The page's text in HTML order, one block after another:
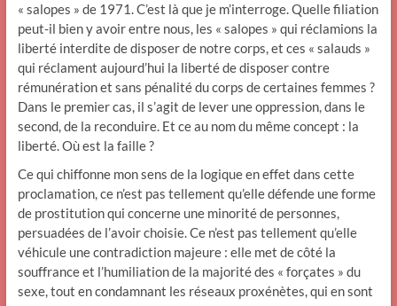
« salopes » de 1971. C’est là que je m’interroge. Quelle filiation
peut-il bien y avoir entre nous, les « salopes » qui réclamions la
liberté interdite de disposer de notre corps, et ces « salauds »
qui réclament aujourd’hui la liberté de disposer contre
rémunération et sans pénalité du corps de certaines femmes ?
Dans le premier cas, il s’agit de lever une oppression, dans le
second, de la reconduire. Et ce au nom du même concept : la
liberté. Où est la faille ?
Ce qui chiffonne mon sens de la logique en effet dans cette
proclamation, ce n’est pas tellement qu’elle défende une forme
de prostitution qui concerne une minorité de personnes,
persuadées de l’avoir choisie. Ce n’est pas tellement qu’elle
véhicule une contradiction majeure : elle met de côté la
souffrance et l’humiliation de la majorité des « forçates » du
sexe, tout en condamnant les réseaux proxénètes, qui en sont